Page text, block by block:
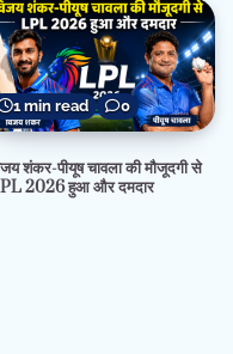
1 min read 0
शंकर-पीयूष चावला की मौजूदगी से
2026 हुआ और दमदार